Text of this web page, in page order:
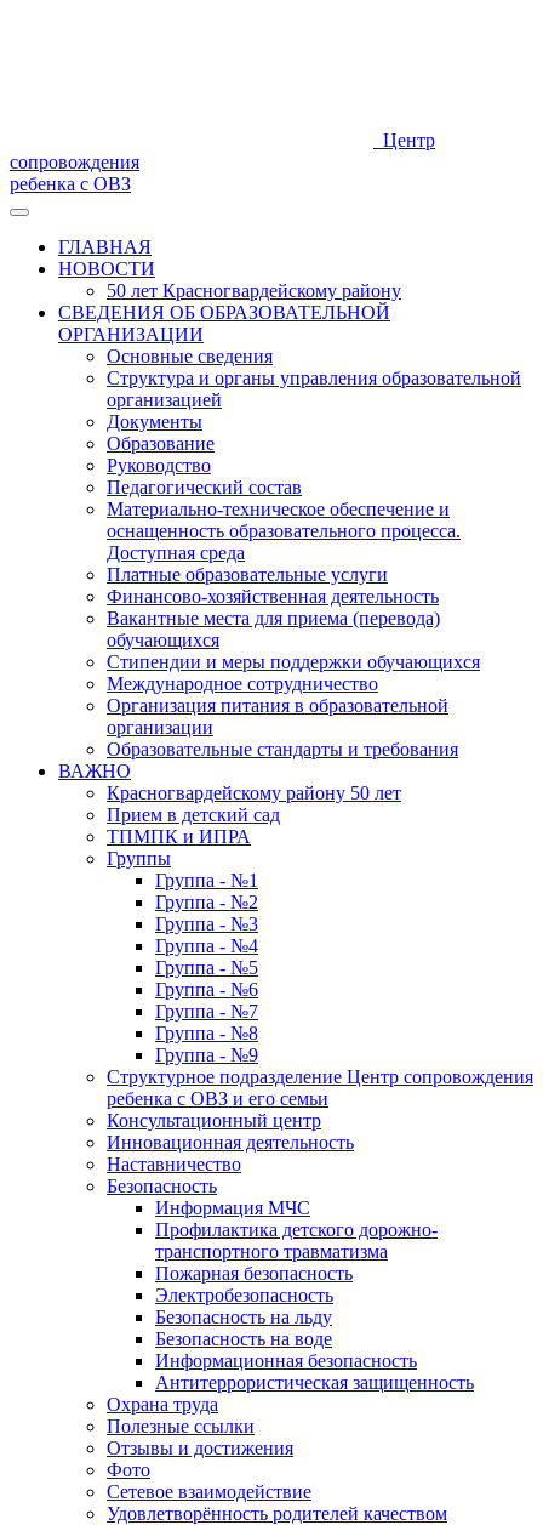
Центр
сопровождения
ребенка с ОВЗ
ГЛАВНАЯ
НОВОСТИ
50 лет Красногвардейскому району
СВЕДЕНИЯ ОБ ОБРАЗОВАТЕЛЬНОЙ
ОРГАНИЗАЦИИ
Основные сведения
Структура и органы управления образовательной
организацией
Документы
Образование
Руководство
Педагогический состав
Материально-техническое обеспечение и
оснащенность образовательного процесса.
Доступная среда
Платные образовательные услуги
Финансово-хозяйственная деятельность
Вакантные места для приема (перевода)
обучающихся
Стипендии и меры поддержки обучающихся
Международное сотрудничество
Организация питания в образовательной
организации
Образовательные стандарты и требования
ВАЖНО
Красногвардейскому району 50 лет
Прием в детский сад
ТПМПК и ИПРА
Группы
Группа - №1
Группа - №2
Группа - №3
Группа - №4
Группа - №5
Группа - №6
Группа - №7
Группа - №8
Группа - №9
Структурное подразделение Центр сопровождения
ребенка с ОВЗ и его семьи
Консультационный центр
Инновационная деятельность
Наставничество
Безопасность
Информация МЧС
Профилактика детского дорожно-
транспортного травматизма
Пожарная безопасность
Электробезопасность
Безопасность на льду
Безопасность на воде
Информационная безопасность
Антитеррористическая защищенность
Охрана труда
Полезные ссылки
Отзывы и достижения
Фото
Сетевое взаимодействие
Удовлетворённость родителей качеством